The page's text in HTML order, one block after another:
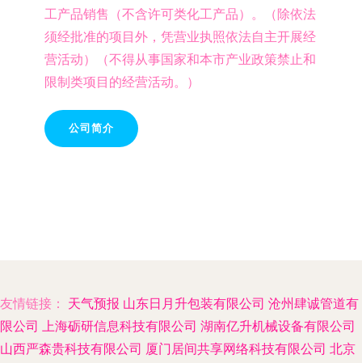
工产品销售（不含许可类化工产品）。（除依法
须经批准的项目外，凭营业执照依法自主开展经
营活动）（不得从事国家和本市产业政策禁止和
限制类项目的经营活动。）
公司简介
友情链接： 天气预报 山东日月升包装有限公司 沧州肆诚管道有
限公司 上海砺研信息科技有限公司 湖南亿升机械设备有限公司
山西严森贵科技有限公司 厦门居间共享网络科技有限公司 北京